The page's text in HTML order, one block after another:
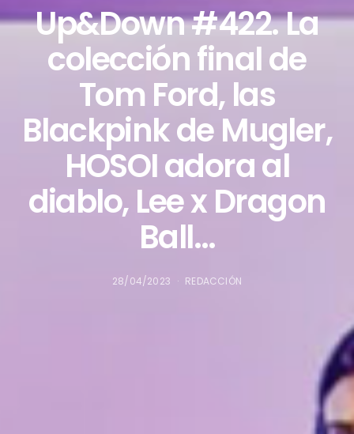
Up&Down #422. La
colección final de
Tom Ford, las
Blackpink de Mugler,
HOSOI adora al
diablo, Lee x Dragon
Ball…
28/04/2023 REDACCIÓN